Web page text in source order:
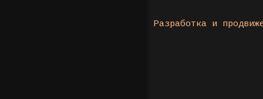
Разработка и